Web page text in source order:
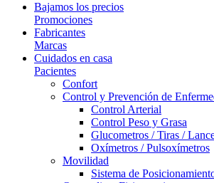
Bajamos los precios
Promociones
Fabricantes
Marcas
Cuidados en casa
Pacientes
Confort
Control y Prevención de
Control Arterial
Control Peso y Grasa
Glucometros / Tiras /
Oxímetros / Pulsoxímetros
Movilidad
Sistema de